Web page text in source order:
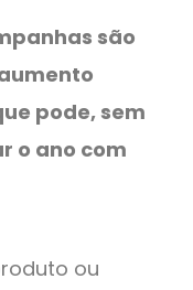
são
pode, sem
o ano com
ou